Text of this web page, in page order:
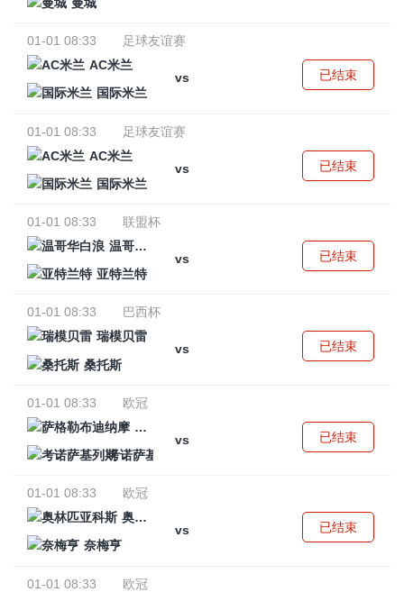
01-01 08:33
足球友谊赛
AC米兰
vs
国际米兰
已结束
01-01 08:33
足球友谊赛
AC米兰
vs
国际米兰
已结束
01-01 08:33
联盟杯
温哥华白浪
vs
亚特兰特
已结束
01-01 08:33
巴西杯
瑞模贝雷
vs
桑托斯
已结束
01-01 08:33
欧冠
萨格勒布迪纳摩
vs
考诺萨基列斯
已结束
01-01 08:33
欧冠
奥林匹亚科斯
vs
奈梅亨
已结束
01-01 08:33
欧冠